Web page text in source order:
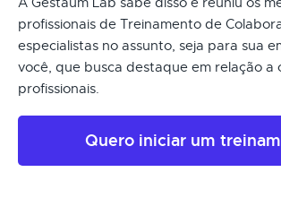
profissionais de Treinamento de
especialistas no assunto, seja para sua
você, que busca destaque em relação a
profissionais.
Quero iniciar um